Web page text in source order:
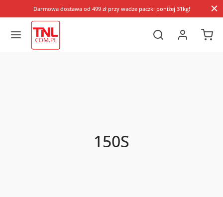
Darmowa dostawa od 499 zł przy wadze paczki poniżej 31kg!
150S